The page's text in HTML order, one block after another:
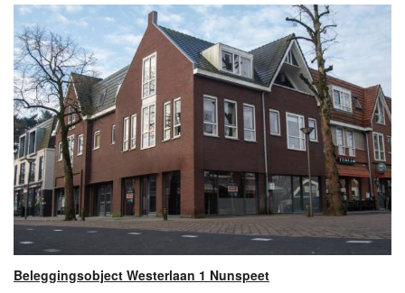
Beleggingsobject Westerlaan 1 Nunspeet